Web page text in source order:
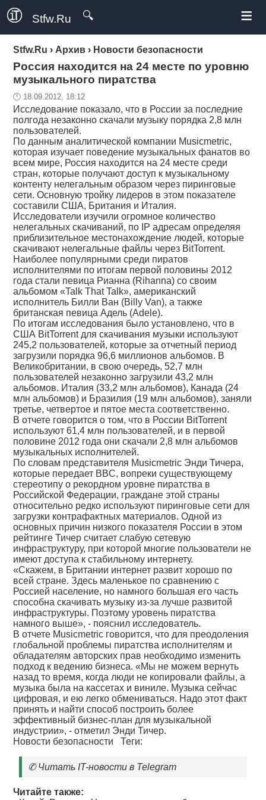
Stfw.Ru 🔍 ≡
Stfw.Ru › Архив › Новости безопасности
Россия находится на 24 месте по уровню
музыкального пиратства
🕛 18.09.2012, 18:12
Исследование показало, что в России за последние
полгода незаконно скачали музыку порядка 2,8 млн
пользователей.
По данным аналитической компании Musicmetric,
которая изучает поведение музыкальных фанатов во
всем мире, Россия находится на 24 месте среди
стран, которые получают доступ к музыкальному
контенту нелегальным образом через пиринговые
сети. Основную тройку лидеров в этом показателе
составили США, Британия и Италия.
Исследователи изучили огромное количество
нелегальных скачиваний, по IP адресам определяя
приблизительное местонахождение людей, которые
скачивают нелегальные файлы через BitTorrent.
Наиболее популярными среди пиратов
исполнителями по итогам первой половины 2012
года стали певица Рианна (Rihanna) со своим
альбомом «Talk That Talk», американский
исполнитель Билли Ван (Billy Van), а также
британская певица Адель (Adele).
По итогам исследования было установлено, что в
США BitTorrent для скачивания музыки используют
245,2 пользователей, которые за отчетный период
загрузили порядка 96,6 миллионов альбомов. В
Великобритании, в свою очередь, 52,7 млн
пользователей незаконно загрузили 43,2 млн
альбомов. Италия (33,2 млн альбомов), Канада (24
млн альбомов) и Бразилия (19 млн альбомов), заняли
третье, четвертое и пятое места соответственно.
В отчете говорится о том, что в России BitTorrent
используют 61,4 млн пользователей, и в первой
половине 2012 года они скачали 2,8 млн альбомов
музыкальных исполнителей.
По словам представителя Musicmetric Энди Тичера,
которые передает BBC, вопреки существующему
стереотипу о рекордном уровне пиратства в
Российской Федерации, граждане этой страны
относительно редко используют пиринговые сети для
загрузки контрафактных материалов. Одной из
основных причин низкого показателя России в этом
рейтинге Тичер считает слабую сетевую
инфраструктуру, при которой многие пользователи не
имеют доступа к стабильному интернету.
«Скажем, в Британии интернет развит хорошо по
всей стране. Здесь маленькое по сравнению с
Россией население, но намного большая его часть
способна скачивать музыку из-за лучше развитой
инфраструктуры. Поэтому уровень пиратства
намного выше», - пояснил исследователь.
В отчете Musicmetric говорится, что для преодоления
глобальной проблемы пиратства исполнителям и
обладателям авторских прав необходимо изменить
подход к ведению бизнеса. «Мы не можем вернуть
назад то время, когда люди не копировали файлы, а
музыка была на кассетах и виниле. Музыка сейчас
цифровая, и ею легко обмениваться. Надо этот факт
принять и найти способ построить более
эффективный бизнес-план для музыкальной
индустрии», - отметил Энди Тичер.
Новости безопасности Теги:
✆Читать IT-новости в Telegram
Читайте также: